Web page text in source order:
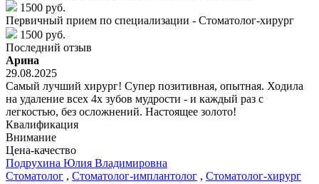
1500 руб.
Первичный прием по специализации - Стоматолог-хирург
1500 руб.
Последний отзыв
Арина
29.08.2025
Самый лучший хирург! Супер позитивная, опытная. Ходила
на удаление всех 4х зубов мудрости - и каждый раз с
легкостью, без осложнений. Настоящее золото!
Квалификация
Внимание
Цена-качество
Подрухина Юлия Владимировна
Стоматолог , Стоматолог-имплантолог , Стоматолог-хирург